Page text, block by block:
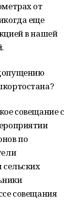
от
еще
в нашей
совещание с
по
сельских
совещания